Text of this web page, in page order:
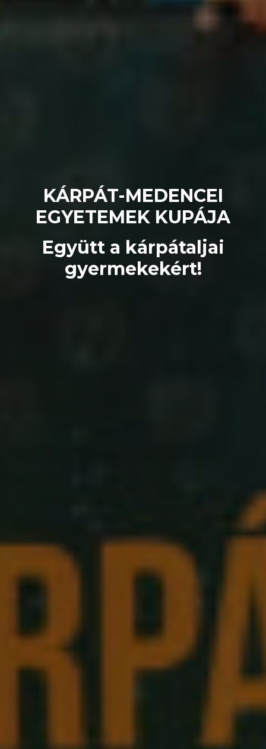
KÁRPÁT-MEDENCEI
EGYETEMEK KUPÁJA
Együtt a kárpátaljai
gyermekekért!